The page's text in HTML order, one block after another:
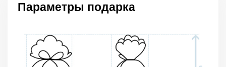
Параметры подарка